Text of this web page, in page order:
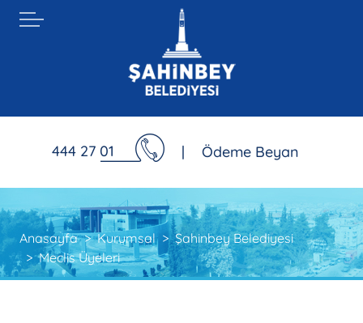
444 27 01 | Ödeme Beyan
Anasayfa Kurumsal
Şahinbey Belediyesi
Meclis Üyeleri